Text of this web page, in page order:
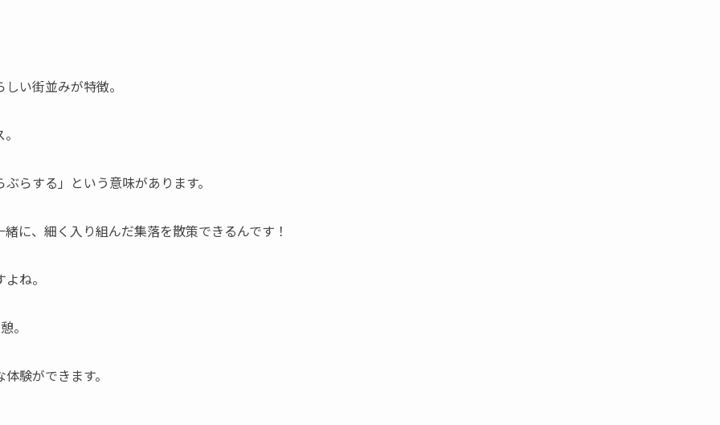
い街並みが特徴。
。
らする」という意味があります。
に、細く入り組んだ集落を散策できるんです！
ね。
。
験ができます。